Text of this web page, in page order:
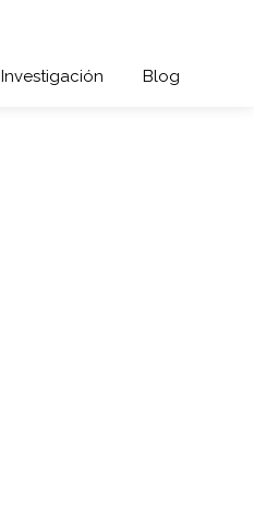
Investigación Blog